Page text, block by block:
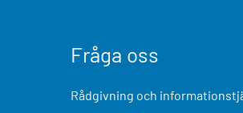
Fråga oss
Rådgivning och